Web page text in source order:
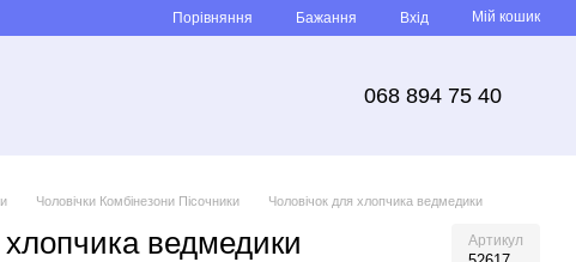
Порівняння Бажання Вхід Мій кошик
068 894 75 40
Чоловічки Комбінезони Пісочники Чоловічок для хлопчика ведмедики
хлопчика ведмедики Артикул